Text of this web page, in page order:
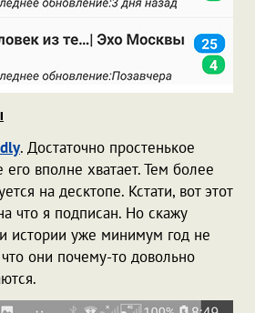
. Достаточно простенькое
вполне хватает. Тем более
на десктопе. Кстати, вот этот
что я подписан. Но скажу
истории уже минимум год не
они почему-то довольно